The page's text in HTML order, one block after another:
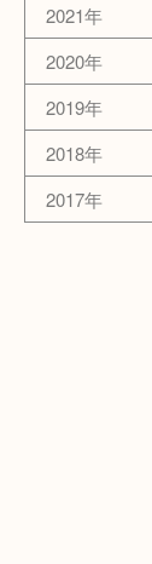
2021年
2020年
2019年
2018年
2017年